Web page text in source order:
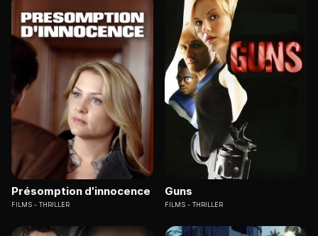
Présomption d'innocence
FILMS THRILLER
Guns
FILMS THRILLER